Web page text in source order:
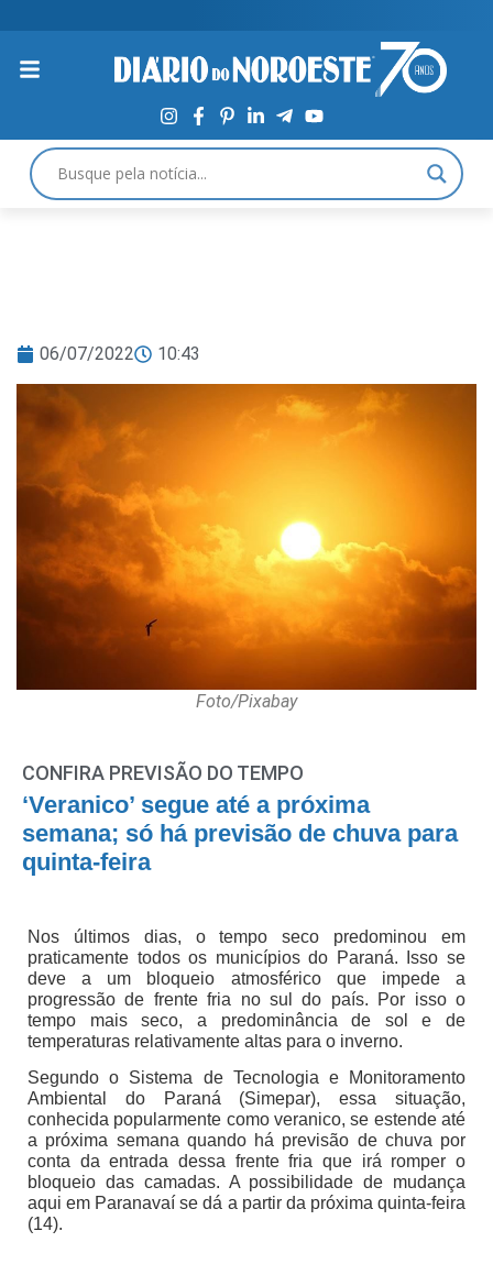
06/07/2022 10:43
Foto/Pixabay
CONFIRA PREVISÃO DO TEMPO
‘Veranico’ segue até a próxima
semana; só há previsão de chuva para
quinta-feira
Nos últimos dias, o tempo seco predominou em
praticamente todos os municípios do Paraná. Isso se
deve a um bloqueio atmosférico que impede a
progressão de frente fria no sul do país. Por isso o
tempo mais seco, a predominância de sol e de
temperaturas relativamente altas para o inverno.
Segundo o Sistema de Tecnologia e Monitoramento
Ambiental do Paraná (Simepar), essa situação,
conhecida popularmente como veranico, se estende até
a próxima semana quando há previsão de chuva por
conta da entrada dessa frente fria que irá romper o
bloqueio das camadas. A possibilidade de mudança
aqui em Paranavaí se dá a partir da próxima quinta-feira
(14).